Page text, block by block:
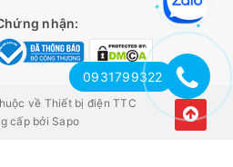
nhận:
về Thiết bị điện TTC
cấp bởi Sapo
0931799322